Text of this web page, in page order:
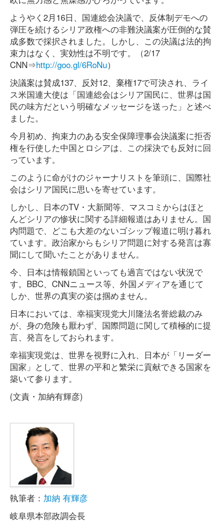
ようやく2月16日、国連総会決議で、反体制デモへの
弾圧を続けるシリア政権への非難決議案が圧倒的な賛
成多数で採択されました。しかし、この決議は法的拘
束力はなく、実効性は不明です。（2/17
CNN⇒http://goo.gl/6RoNu）
決議案は賛成137、反対12、棄権17で可決され、ライ
ス米国連大使は「国連総会はシリア国民に、世界は国
民の味方だという明確なメッセージを送った」と述べ
ました。
今月初め、拘束力のある安全保障理事会決議案に拒否
権を行使した中国とロシアは、この採決でも反対に回
っています。
このように命がけのジャーナリストを筆頭に、国際社
会はシリア国民に思いを寄せています。
しかし、日本のTV・大新聞等、マスコミからはほと
んどシリアの惨状に関する詳細報道はありません。国
内問題で、どこも大差のないゴシップ報道に明け暮れ
ています。政治家からもシリア問題に対する発言は寡
聞にして聞いたことがありません。
今、日本は情報鎖国といっても過言ではない状況で
す。BBC、CNNニュース等、外国メディアを通じて
しか、世界の真実の姿は掴めません。
日本においては、幸福実現党大川隆法名誉総裁のみ
が、身の危険も厭わず、国際問題に関して積極的に提
言、発言をしておられます。
幸福実現党は、世界を視野に入れ、日本が「リーダー
国家」として、世界の平和と繁栄に貢献できる国家を
築いて参ります。
(文責・加納有輝彦)
執筆者： 加納 有輝彦
岐阜県本部政調会長